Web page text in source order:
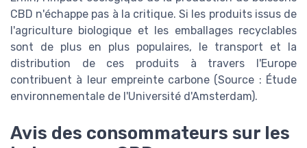
CBD n'échappe pas à la critique. Si les produits issus de
l'agriculture biologique et les emballages recyclables
sont de plus en plus populaires, le transport et la
distribution de ces produits à travers l'Europe
contribuent à leur empreinte carbone (Source : Étude
environnementale de l'Université d'Amsterdam).
Avis des consommateurs sur les